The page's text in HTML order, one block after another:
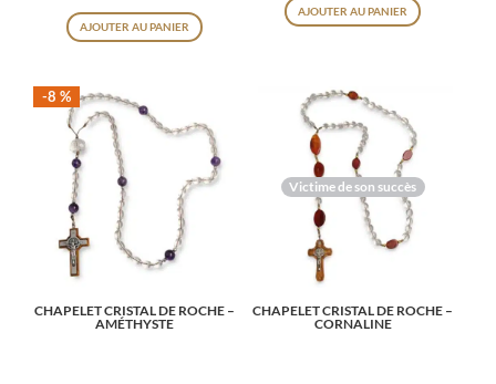
AJOUTER AU PANIER
AJOUTER AU PANIER
-8 %
CHAPELET CRISTAL DE ROCHE –
AMÉTHYSTE
Victime de son succès
CHAPELET CRISTAL DE ROCHE –
CORNALINE